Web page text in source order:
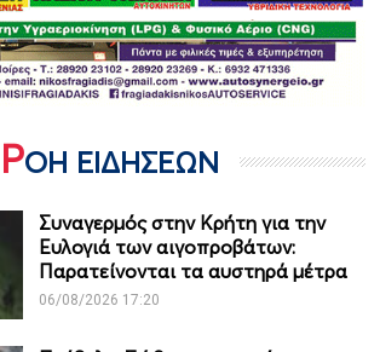
ΡΟΗ ΕΙΔΗΣΕΩΝ
Συναγερμός στην Κρήτη για την
Ευλογιά των αιγοπροβάτων:
Παρατείνονται τα αυστηρά μέτρα
06/08/2026 17:20